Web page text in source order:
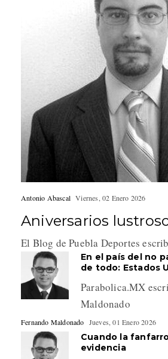
Antonio Abascal Viernes, 02 Enero 2026
Aniversarios
El Blog de Puebla Deportes
En el país del no
de todo: Estados
Parabolica.MX
Maldonado
Fernando Maldonado Jueves, 01 Enero 2026
Cuando la
evidencia